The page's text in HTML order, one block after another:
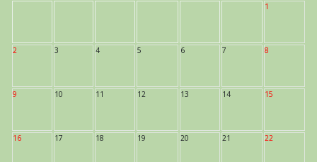
1
2 3 4 5 6 7 8
9 10 11 12 13 14 15
16 17 18 19 20 21 22